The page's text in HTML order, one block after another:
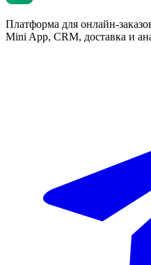
Платформа для онлайн-
Mini App, CRM, доставка и